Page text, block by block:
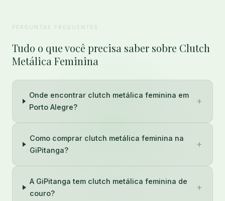
PERGUNTAS FREQUENTES
Tudo o que você precisa saber sobre Clutch
Metálica Feminina
Onde encontrar clutch metálica feminina em
Porto Alegre?
+
Como comprar clutch metálica feminina na
GiPitanga?
+
A GiPitanga tem clutch metálica feminina de
couro?
+